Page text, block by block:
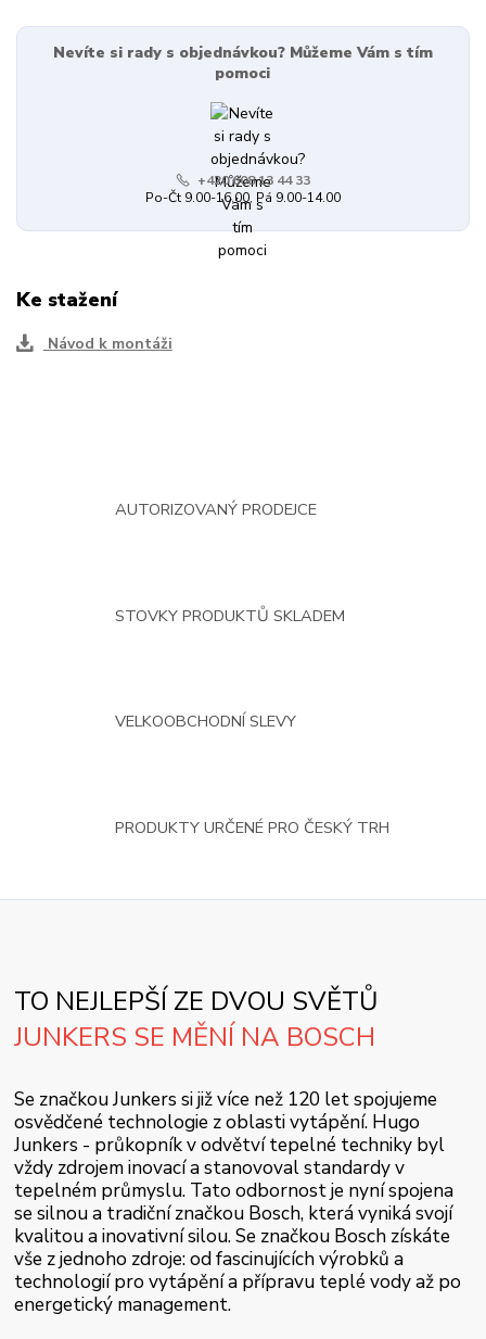
Nevíte si rady s objednávkou? Můžeme Vám s tím
pomoci
+420 608 13 44 33
Po-Čt 9.00-16.00, Pá 9.00-14.00
Ke stažení
Návod k montáži
AUTORIZOVANÝ PRODEJCE
STOVKY PRODUKTŮ SKLADEM
VELKOOBCHODNÍ SLEVY
PRODUKTY URČENÉ PRO ČESKÝ TRH
TO NEJLEPŠÍ ZE DVOU SVĚTŮ
JUNKERS SE MĚNÍ NA BOSCH
Se značkou Junkers si již více než 120 let spojujeme
osvědčené technologie z oblasti vytápění. Hugo
Junkers - průkopník v odvětví tepelné techniky byl
vždy zdrojem inovací a stanovoval standardy v
tepelném průmyslu. Tato odbornost je nyní spojena
se silnou a tradiční značkou Bosch, která vyniká svojí
kvalitou a inovativní silou. Se značkou Bosch získáte
vše z jednoho zdroje: od fascinujících výrobků a
technologií pro vytápění a přípravu teplé vody až po
energetický management.